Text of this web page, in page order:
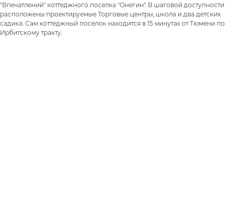
"Впечатлений" коттеджного поселка "Онегин". В шаговой доступности
расположены проектируемые Торговые центры, школа и два детских
садика. Сам коттеджный поселок находится в 15 минутах от Тюмени по
Ирбитскому тракту.